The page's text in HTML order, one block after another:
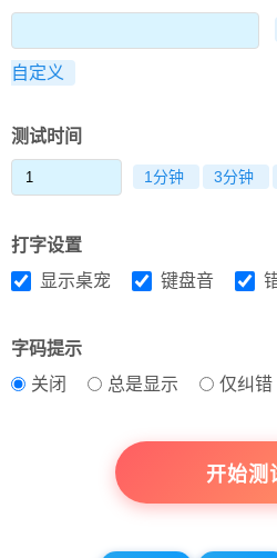
自定义
测试时间
1分钟 3分钟
打字设置
显示桌宠
键盘音
字码提示
关闭
总是显示 仅纠错
开始测